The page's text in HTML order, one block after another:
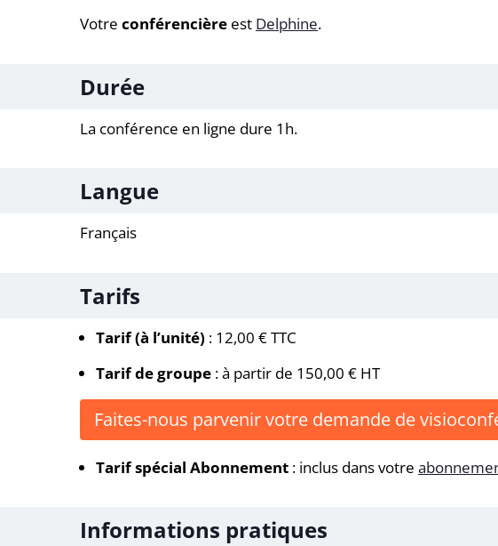
Votre conférencière est Delphine.
Durée
La conférence en ligne dure 1h.
Langue
Français
Tarifs
Tarif (à l’unité) : 12,00 € TTC
Tarif de groupe : à partir de 150,00 € HT
Faites-nous parvenir votre demande de
Tarif spécial Abonnement : inclus dans votre
Informations pratiques